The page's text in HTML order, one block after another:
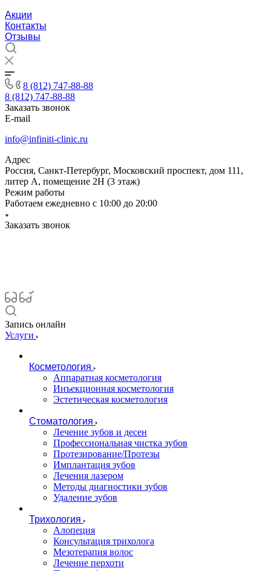
Акции
Контакты
Отзывы
8 (812) 747-88-88
8 (812) 747-88-88
Заказать звонок
E-mail
info@infiniti-clinic.ru
Адрес
Россия, Санкт-Петербург, Московский проспект, дом 111,
литер А, помещение 2Н (3 этаж)
Режим работы
Работаем ежедневно с 10:00 до 20:00
Заказать звонок
Запись онлайн
Услуги
Косметология
Аппаратная косметология
Инъекционная косметология
Эстетическая косметология
Стоматология
Лечение зубов и десен
Профессиональная чистка зубов
Протезирование/Протезы
Имплантация зубов
Лечения лазером
Методы диагностики зубов
Удаление зубов
Трихология
Алопеция
Консультация трихолога
Мезотерапия волос
Лечение перхоти